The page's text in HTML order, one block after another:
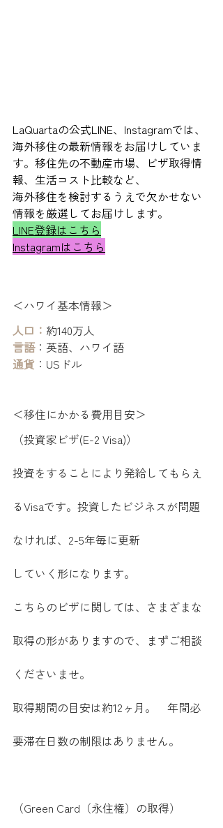
LaQuartaの公式LINE、Instagramでは、
海外移住の最新情報をお届けしていま
す。移住先の不動産市場、ビザ取得情
報、生活コスト比較など、
海外移住を検討するうえで欠かせない
情報を厳選してお届けします。
LINE登録はこちら
Instagramはこちら
＜ハワイ基本情報＞
人口： 約140万人
言語：英語、ハワイ語
​​​通貨 ：USドル
＜移住にかかる費用目安＞
（投資家ビザ(E-2 Visa)）
投資をすることにより発給してもらえ
るVisaです。投資したビジネスが問題
なければ、2-5年毎に更新
していく形になります。
こちらのビザに関しては、さまざまな
取得の形がありますので、まずご相談
くださいませ。
取得期間の目安は約12ヶ月。　年間必
要滞在日数の制限はありません。
（Green Card（永住権）の取得）